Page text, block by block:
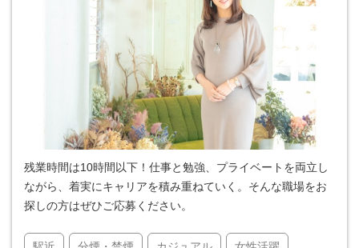
残業時間は10時間以下！仕事と勉強、プライベートを両立し
ながら、着実にキャリアを積み重ねていく。そんな職場をお
探しの方はぜひご応募ください。